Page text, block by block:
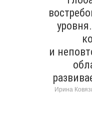
и
Ирина